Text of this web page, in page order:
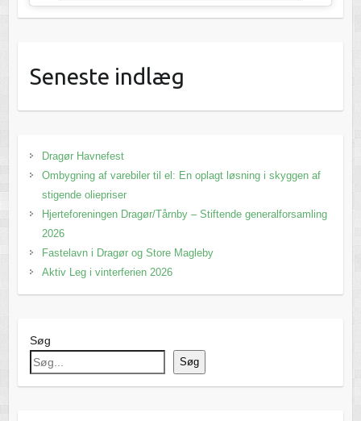
Seneste indlæg
Dragør Havnefest
Ombygning af varebiler til el: En oplagt løsning i skyggen af
stigende oliepriser
Hjerteforeningen Dragør/Tårnby – Stiftende generalforsamling
2026
Fastelavn i Dragør og Store Magleby
Aktiv Leg i vinterferien 2026
Søg
Søg